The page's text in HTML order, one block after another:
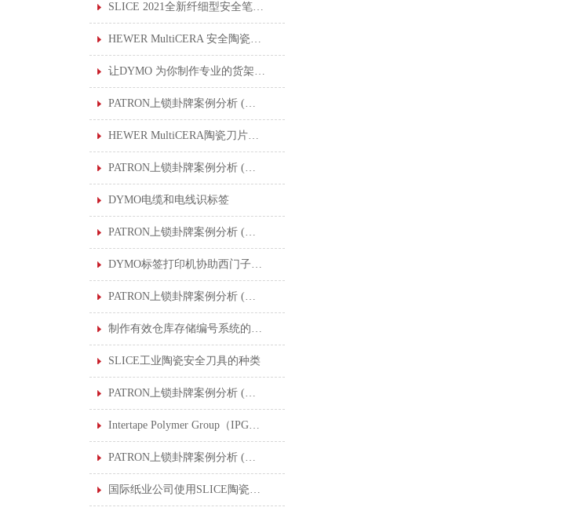
SLICE 2021全新纤细型安全笔刀10475和10476现已上架。
HEWER MultiCERA 安全陶瓷修边刀
让DYMO 为你制作专业的货架标签
PATRON上锁卦牌案例分析 (一) : 清洁印刷机滚筒
HEWER MultiCERA陶瓷刀片提高了各行业的切割应用
PATRON上锁卦牌案例分析 (二) : 生产汽车零部件中进行润滑作业的机器人
DYMO电缆和电线识标签
PATRON上锁卦牌案例分析 (二) : 生产汽车零部件中进行润滑作业的机器人
DYMO标签打印机协助西门子在全球工厂制作标准化标签
PATRON上锁卦牌案例分析 (三) : 更换氮压容器密封件
制作有效仓库存储编号系统的DYMO条形码
SLICE工业陶瓷安全刀具的种类
PATRON上锁卦牌案例分析 (四) : 多个能量控制程序
Intertape Polymer Group（IPG）公司使用SLICE陶瓷刀片安全刀具后，创30年来理想的安全记录
PATRON上锁卦牌案例分析 (五) : 酸水管道修复
国际纸业公司使用SLICE陶瓷刀片安全刀具打造公司的安全文化